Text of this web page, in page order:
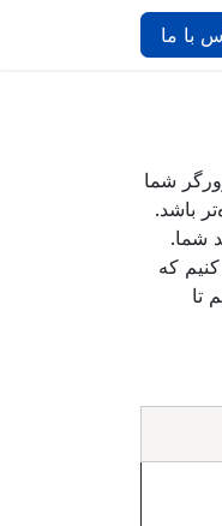
با ما
شما
باشد.
شما.
که
تا